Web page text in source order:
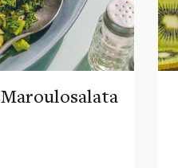
Maroulosalata